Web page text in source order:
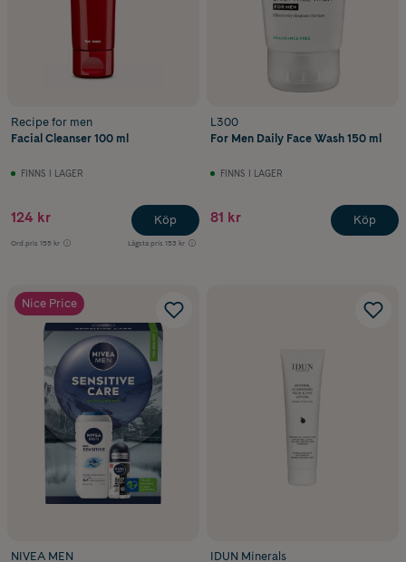
Recipe for men
Facial Cleanser 100 ml
FINNS I LAGER
124 kr
Ord.pris 155 kr Lägsta pris 153 kr
Köp
L300
For Men Daily Face Wash 150 ml
FINNS I LAGER
81 kr Köp
Nice Price
NIVEA MEN
IDUN Minerals